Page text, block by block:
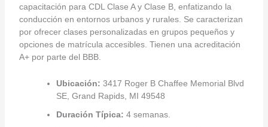
capacitación para CDL Clase A y Clase B, enfatizando la
conducción en entornos urbanos y rurales. Se caracterizan
por ofrecer clases personalizadas en grupos pequeños y
opciones de matrícula accesibles. Tienen una acreditación
A+ por parte del BBB.
Ubicación: 3417 Roger B Chaffee Memorial Blvd
SE, Grand Rapids, MI 49548
Duración Típica: 4 semanas.